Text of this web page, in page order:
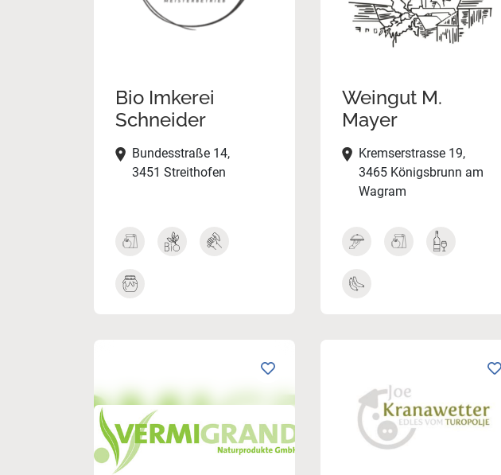
Bio Imkerei
Schneider
Bundesstraße 14,
3451 Streithofen
Weingut M.
Mayer
Kremserstrasse 19,
3465 Königsbrunn am
Wagram